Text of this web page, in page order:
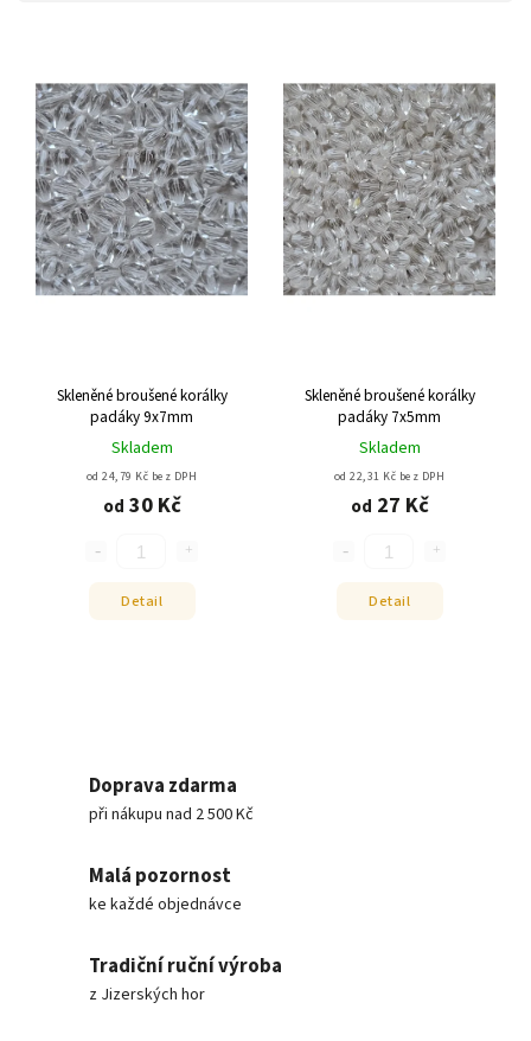
Skleněné broušené korálky
padáky 9x7mm
Skladem
od 24,79 Kč bez DPH
od 30 Kč
Detail
Skleněné broušené korálky
padáky 7x5mm
Skladem
od 22,31 Kč bez DPH
od 27 Kč
Detail
Doprava zdarma
při nákupu nad 2 500 Kč
Malá pozornost
ke každé objednávce
Tradiční ruční výroba
z Jizerských hor